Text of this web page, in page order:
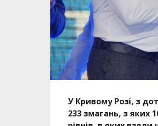
У Кривому Розі, з
233 змагань, з яких